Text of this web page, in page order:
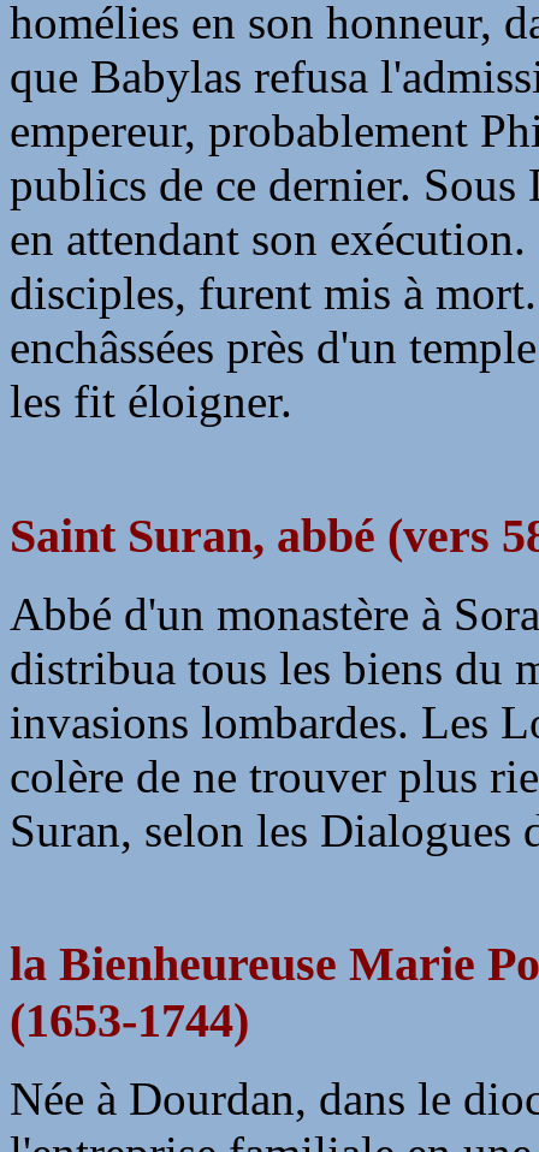
homélies en son honneur,
que Babylas refusa
empereur, probablement
publics de ce dernier.
en attendant son
disciples, furent mis à
enchâssées près d'un
les fit éloigner.
Saint Suran, abbé (vers
Abbé d'un monastère à
distribua tous les biens du
invasions lombardes. Les
colère de ne trouver plus
Suran, selon les Dialogues
la Bienheureuse Marie
(1653-1744)
Née à Dourdan, dans le